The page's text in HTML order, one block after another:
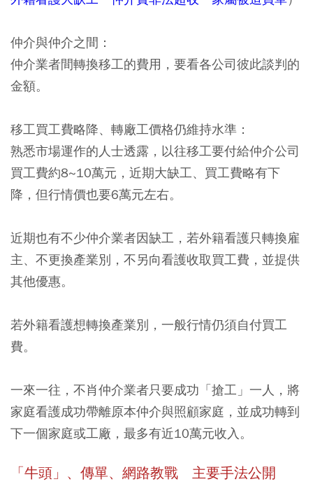
仲介與仲介之間：
仲介業者間轉換移工的費用，要看各公司彼此談判的
金額。
移工買工費略降、轉廠工價格仍維持水準：
熟悉市場運作的人士透露，以往移工要付給仲介公司
買工費約8~10萬元，近期大缺工、買工費略有下
降，但行情價也要6萬元左右。
近期也有不少仲介業者因缺工，若外籍看護只轉換雇
主、不更換產業別，不另向看護收取買工費，並提供
其他優惠。
若外籍看護想轉換產業別，一般行情仍須自付買工
費。
一來一往，不肖仲介業者只要成功「搶工」一人，將
家庭看護成功帶離原本仲介與照顧家庭，並成功轉到
下一個家庭或工廠， 最多有近10萬元收入。
「牛頭」、傳單、網路教戰 主要手法公開